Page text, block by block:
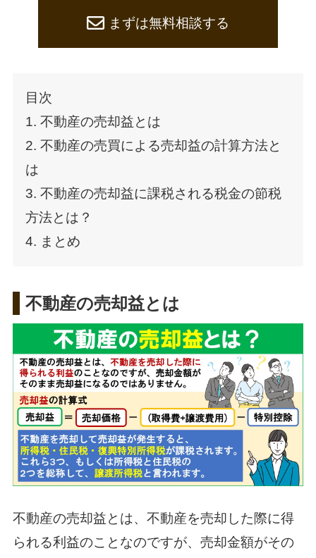
まずは無料相談する
目次
1. 不動産の売却益とは
2. 不動産の売買による売却益の計算方法と
は
3. 不動産の売却益に課税される税金の節税
方法とは？
4. まとめ
不動産の売却益とは
不動産の売却益とは、不動産を売却した際に得
られる利益のことなのですが、売却金額がその